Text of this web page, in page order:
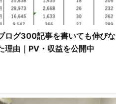
ログ300記事を書いても伸びな
理由｜PV・収益を公開中